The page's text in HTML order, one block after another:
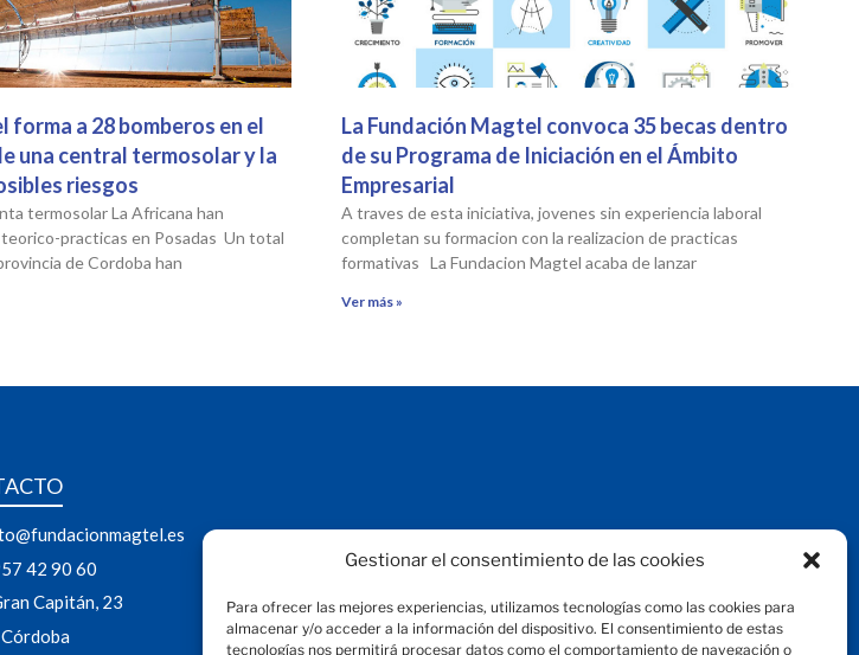
Gestionar el consentimiento de las cookies
Para ofrecer las mejores experiencias, utilizamos tecnologías como las cookies para
almacenar y/o acceder a la información del dispositivo. El consentimiento de estas
tecnologías nos permitirá procesar datos como el comportamiento de navegación o
forma a 28 bomberos en el
una central termosolar y la
riesgos
termosolar La Africana han
practicas en Posadas Un total
de Cordoba han
La Fundación Magtel convoca 35 becas dentro
de su Programa de Iniciación en el Ámbito
Empresarial
A traves de esta iniciativa, jovenes sin experiencia laboral
completan su formacion con la realizacion de practicas
formativas La Fundacion Magtel acaba de lanzar
Ver más »
42 90 60
Capitán, 23
Protección de datos
Política de cookies
© 2024 Fundación Magtel